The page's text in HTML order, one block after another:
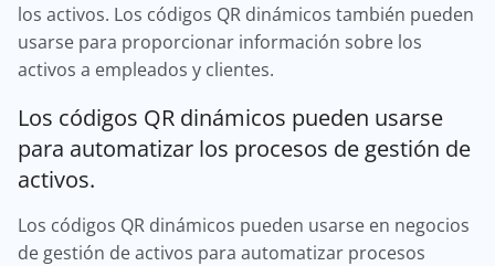
los activos. Los códigos QR dinámicos también pueden
usarse para proporcionar información sobre los
activos a empleados y clientes.
Los códigos QR dinámicos pueden usarse
para automatizar los procesos de gestión de
activos.
Los códigos QR dinámicos pueden usarse en negocios
de gestión de activos para automatizar procesos